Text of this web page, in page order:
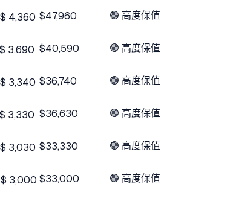
4,360 $47,960
🟢 高度保值
3,690 $40,590
🟢 高度保值
3,340 $36,740
🟢 高度保值
3,330 $36,630
🟢 高度保值
3,030 $33,330
🟢 高度保值
3,000 $33,000
🟢 高度保值